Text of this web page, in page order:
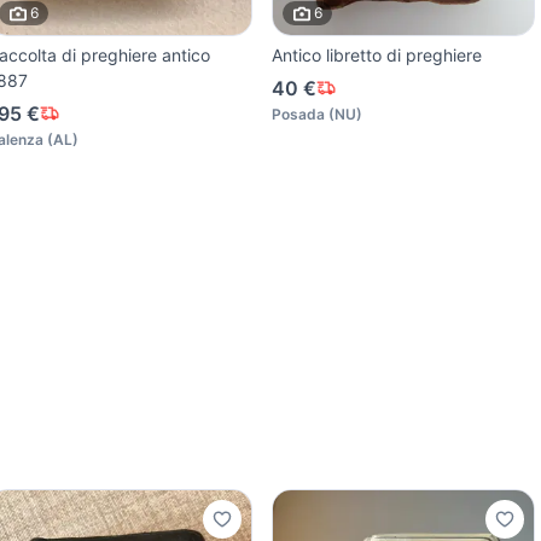
6
di preghiere antico
€
(AL)
6
Antico libretto di preghiere
40 €
Posada (NU)